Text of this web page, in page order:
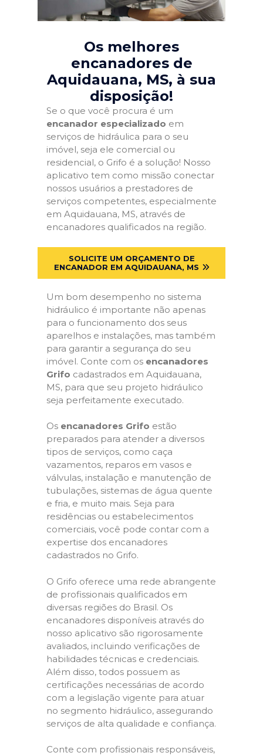
Os melhores
encanadores de
Aquidauana, MS, à sua
disposição!
Se o que você procura é um
encanador especializado em
serviços de hidráulica para o seu
imóvel, seja ele comercial ou
residencial, o Grifo é a solução! Nosso
aplicativo tem como missão conectar
nossos usuários a prestadores de
serviços competentes, especialmente
em Aquidauana, MS, através de
encanadores qualificados na região.
SOLICITE UM ORÇAMENTO DE
ENCANADOR EM AQUIDAUANA, MS
Um bom desempenho no sistema
hidráulico é importante não apenas
para o funcionamento dos seus
aparelhos e instalações, mas também
para garantir a segurança do seu
imóvel. Conte com os encanadores
Grifo cadastrados em Aquidauana,
MS, para que seu projeto hidráulico
seja perfeitamente executado.
Os encanadores Grifo estão
preparados para atender a diversos
tipos de serviços, como caça
vazamentos, reparos em vasos e
válvulas, instalação e manutenção de
tubulações, sistemas de água quente
e fria, e muito mais. Seja para
residências ou estabelecimentos
comerciais, você pode contar com a
expertise dos encanadores
cadastrados no Grifo.
O Grifo oferece uma rede abrangente
de profissionais qualificados em
diversas regiões do Brasil. Os
encanadores disponíveis através do
nosso aplicativo são rigorosamente
avaliados, incluindo verificações de
habilidades técnicas e credenciais.
Além disso, todos possuem as
certificações necessárias de acordo
com a legislação vigente para atuar
no segmento hidráulico, assegurando
serviços de alta qualidade e confiança.
Conte com profissionais responsáveis,